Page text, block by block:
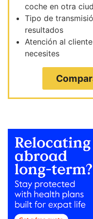
coche en otra
Tipo de
resultados
Atención al
necesites